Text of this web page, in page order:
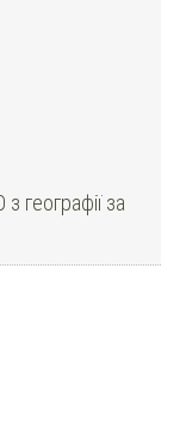
географії за